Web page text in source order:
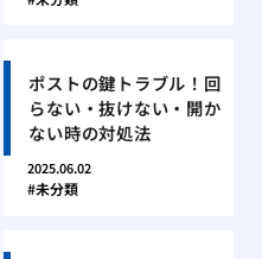
ポストの鍵トラブル！回
らない・抜けない・開か
ない時の対処法
2025.06.02
未分類